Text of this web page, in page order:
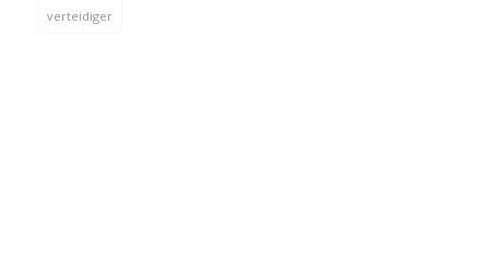
verteidiger